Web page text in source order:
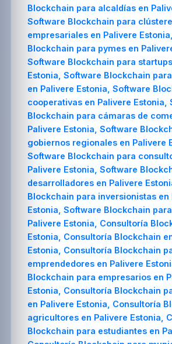
Blockchain para alcaldías en
Software Blockchain para
empresariales en Palivere
Blockchain para pymes en
Software Blockchain para
Estonia, Software Blockchain
en Palivere Estonia, Software
cooperativas en Palivere Estonia,
Blockchain para cámaras de
Palivere Estonia, Software
gobiernos regionales en Palivere
Software Blockchain para
Palivere Estonia, Software
desarrolladores en Palivere
Blockchain para inversionistas en
Estonia, Software Blockchain
Palivere Estonia, Consultoría
Estonia, Consultoría Blockchain
Estonia, Consultoría Blockchain
emprendedores en Palivere
Blockchain para empresarios en
Estonia, Consultoría Blockchain
en Palivere Estonia, Consultoría
agricultores en Palivere Estonia,
Blockchain para estudiantes en